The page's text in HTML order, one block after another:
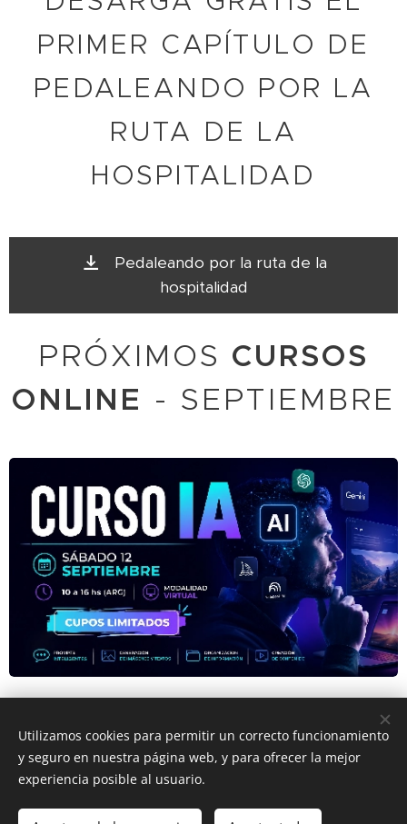
PRIMER CAPÍTULO DE
PEDALEANDO POR LA
RUTA DE LA
HOSPITALIDAD
Pedaleando por la ruta de la
hospitalidad
PRÓXIMOS CURSOS
ONLINE - SEPTIEMBRE
Utilizamos cookies para permitir un correcto funcionamiento
y seguro en nuestra página web, y para ofrecer la mejor
experiencia posible al usuario.